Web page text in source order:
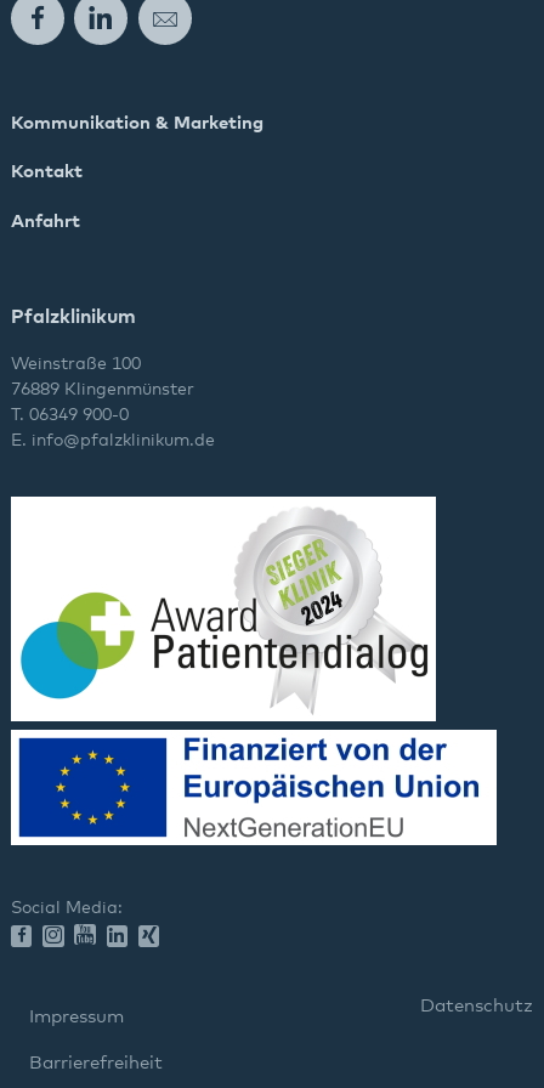
FacebookLinkedInE-Mail
Kommunikation & Marketing
Kontakt
Anfahrt
Pfalzklinikum
Weinstraße 100
76889 Klingenmünster
T. 06349 900-0
E. info@pfalzklinikum.de
Social Media:
Impressum
Datenschutz
Barrierefreiheit